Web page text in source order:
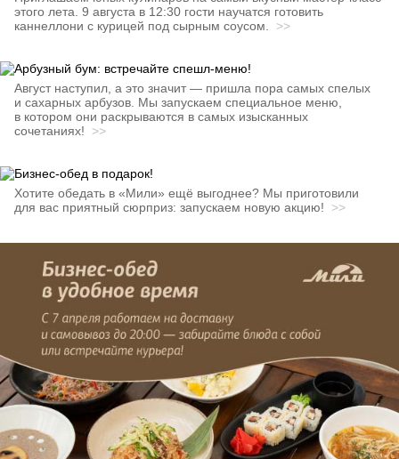
этого лета. 9 августа в 12:30 гости научатся готовить
каннеллони с курицей под сырным соусом.
>>
Август наступил, а это значит — пришла пора самых спелых
и сахарных арбузов. Мы запускаем специальное меню,
в котором они раскрываются в самых изысканных
сочетаниях! >>
Хотите обедать в «Мили» ещё выгоднее? Мы приготовили
для вас приятный сюрприз: запускаем новую акцию! >>